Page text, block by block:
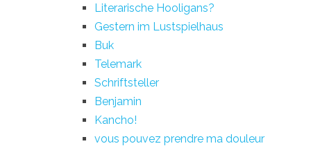
Literarische Hooligans?
Gestern im Lustspielhaus
Buk
Telemark
Schriftsteller
Benjamin
Kancho!
vous pouvez prendre ma douleur